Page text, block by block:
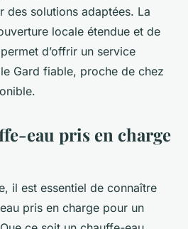
des solutions adaptées. La
locale étendue et de
d’offrir un service
Gard fiable, proche de chez
eau pris en charge
il est essentiel de connaître
pris en charge pour un